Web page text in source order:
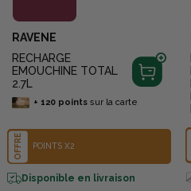
RAVENE
RECHARGE
EMOUCHINE TOTAL
2.7L
+ 120pointssur la carte
OFFRE POINTS X2
Disponible en livraison